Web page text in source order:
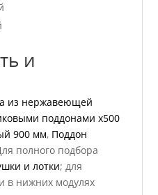
и
из нержавеющей
поддонами х500
900 мм, Поддон
полного подбора
и лотки; для
в нижних модулях